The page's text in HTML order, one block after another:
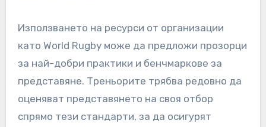
Използването на ресурси от организации
като World Rugby може да предложи прозорци
за най-добри практики и бенчмаркове за
представяне. Треньорите трябва редовно да
оценяват представянето на своя отбор
спрямо тези стандарти, за да осигурят